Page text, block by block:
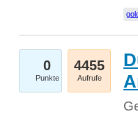
0
Punkte
4455
Aufrufe